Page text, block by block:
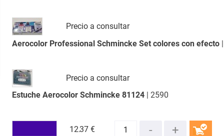
Aerocolor Professional Schmincke Set colores con efecto|
Precio a consultar
Estuche Aerocolor Schmincke 81124| 2590
Precio a consultar
12.37 €